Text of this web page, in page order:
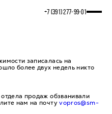
+7 (391) 277‒99‒01
записалась на
более двух недель никто
продаж обзванивали
нам на почтуvopros@sm-